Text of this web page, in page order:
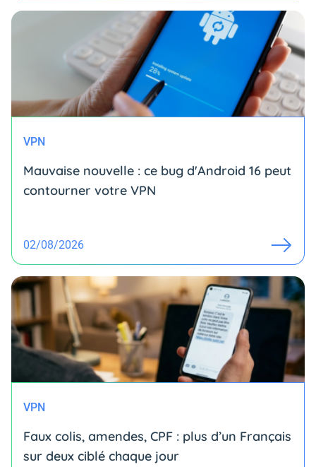
VPN
Mauvaise nouvelle : ce bug d'Android 16 peut
contourner votre VPN
02/08/2026
VPN
Faux colis, amendes, CPF : plus d’un Français
sur deux ciblé chaque jour